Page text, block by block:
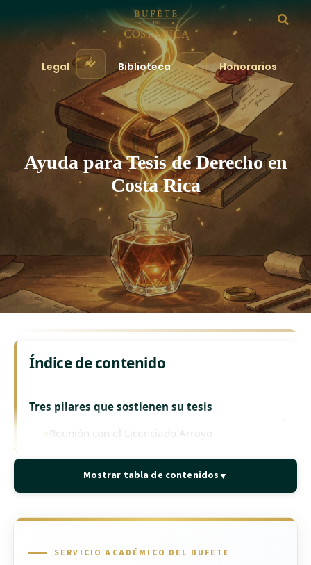
Legal Biblioteca Honorarios
Ayuda para Tesis de Derecho en
Costa Rica
Índice de contenido
Tres pilares que sostienen su tesis
Reunión con el Licenciado Arroyo
Borrador doctrinal
Contenido del paquete base
Reunión virtual de una hora
Mostrar tabla de contenidos▼
SERVICIO ACADÉMICO DEL BUFETE